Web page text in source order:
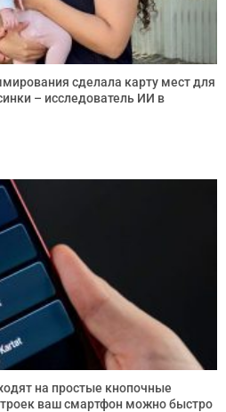
сделала карту мест для
– исследователь ИИ в
на простые кнопочные
ваш смартфон можно быстро